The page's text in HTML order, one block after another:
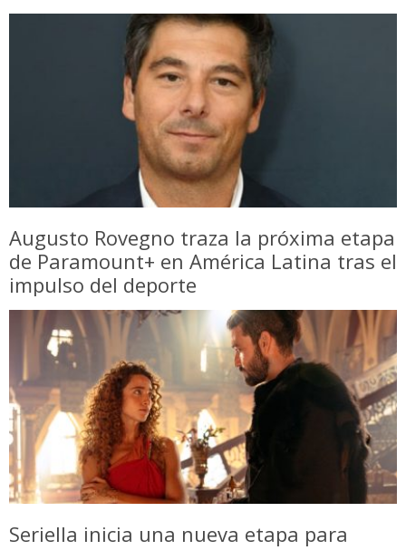
Augusto Rovegno traza la próxima etapa
de Paramount+ en América Latina tras el
impulso del deporte
Seriella inicia una nueva etapa para